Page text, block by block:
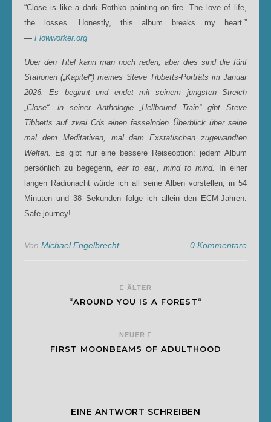
“Close is like a dark Rothko painting on fire. The love of life,
the losses. Honestly, this album breaks my heart.”
— Flowworker.org
Über den Titel kann man noch reden, aber dies sind die fünf
Stationen („Kapitel“) meines Steve Tibbetts-Porträts im Januar
2026. Es beginnt und endet mit seinem jüngsten Streich
„Close“. in seiner Anthologie „Hellbound Train“ gibt Steve
Tibbetts auf zwei Cds einen fesselnden Überblick über seine
mal dem Meditativen, mal dem Exstatischen zugewandten
Welten.
Es gibt nur eine bessere Reiseoption: jedem Album
persönlich zu begegenn, ear to ear,, mind to mind.
In einer
langen Radionacht würde ich all seine Alben vorstellen, in 54
Minuten und 38 Sekunden folge ich allein den ECM-Jahren.
Safe journey!
Von Michael Engelbrecht 0 Kommentare
ÄLTER
“AROUND YOU IS A FOREST“
NEUER
FIRST MOONBEAMS OF ADULTHOOD
EINE ANTWORT SCHREIBEN